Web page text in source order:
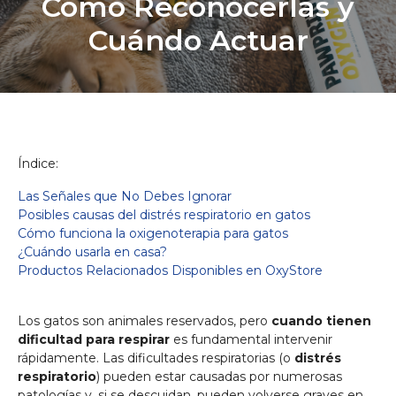
Cuándo Actuar
Índice:
Las Señales que No Debes Ignorar
Posibles causas del distrés respiratorio en gatos
Cómo funciona la oxigenoterapia para gatos
¿Cuándo usarla en casa?
Productos Relacionados Disponibles en OxyStore
Los gatos son animales reservados, pero cuando tienen
dificultad para respirar es fundamental intervenir
rápidamente. Las dificultades respiratorias (o distrés
respiratorio) pueden estar causadas por numerosas